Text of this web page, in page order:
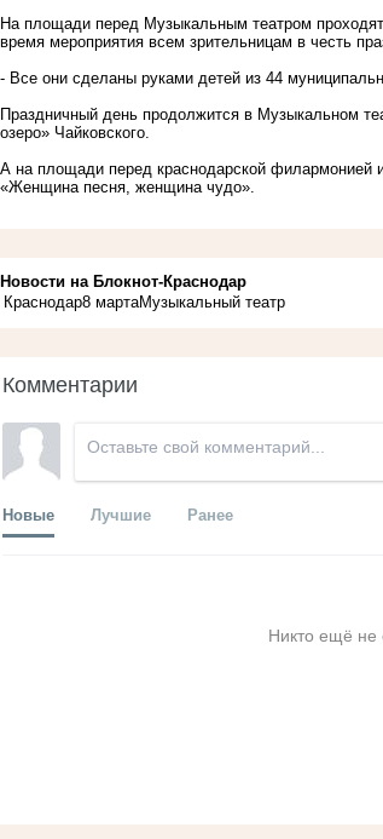
На площади перед Музыкальным театром
время мероприятия всем зрительницам в честь
- Все они сделаны руками детей из 44
Праздничный день продолжится в Музыкальном
озеро» Чайковского.
А на площади перед краснодарской филармонией
«Женщина песня, женщина чудо».
Новости на Блoкнoт-Краснодар
Краснодар8 мартаМузыкальный театр
Комментарии
Новые Лучшие Ранее
Никто ещё не